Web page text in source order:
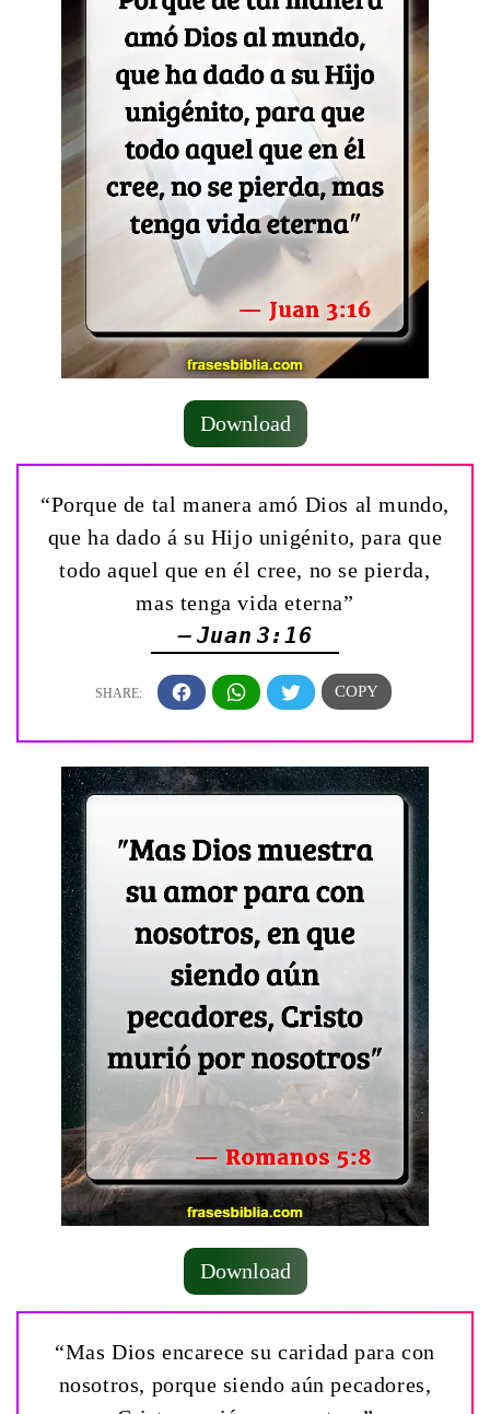
Download
“Porque de tal manera amó Dios al mundo,
que ha dado á su Hijo unigénito, para que
todo aquel que en él cree, no se pierda,
mas tenga vida eterna”
— Juan 3:16
Download
“Mas Dios encarece su caridad para con
nosotros, porque siendo aún pecadores,